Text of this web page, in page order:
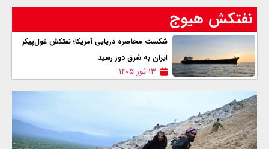
نفتکش هیوج
شکست محاصره دریایی آمریکا؛ نفتکش غول‌پیکر
ایران به شرق دور رسید
۱۳ ثور ۱۴۰۵